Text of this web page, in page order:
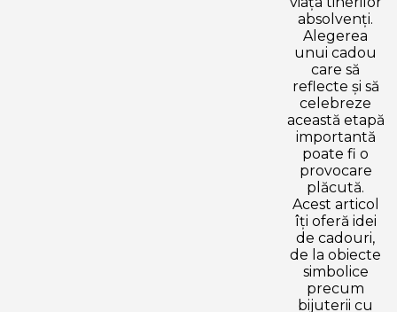
absolvenți.
Alegerea
unui cadou
care să
reflecte și să
celebreze
această etapă
importantă
poate fi o
provocare
plăcută.
Acest articol
îți oferă idei
de cadouri,
de la obiecte
simbolice
precum
bijuterii cu